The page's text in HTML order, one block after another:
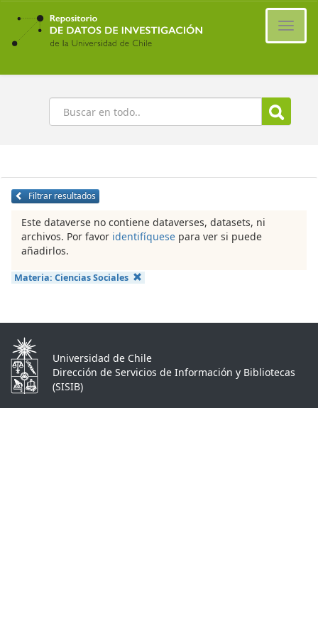
Ir
contenido
principal
Buscar
Filtrar resultados
Este dataverse no contiene dataverses, datasets, ni
archivos. Por favor identifíquese para ver si puede
añadirlos.
Materia: Ciencias Sociales
Universidad de Chile
Dirección de Servicios de Información y Bibliotecas
(SISIB)